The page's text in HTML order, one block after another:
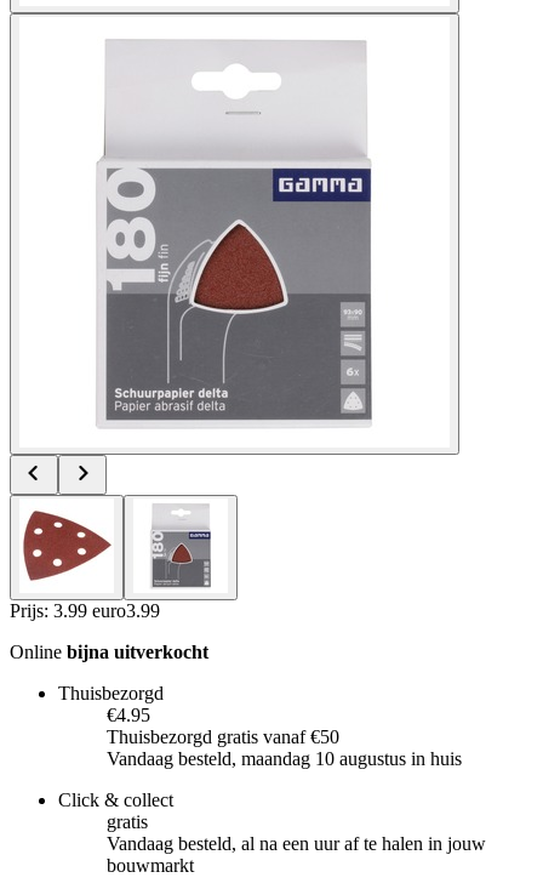
Prijs: 3.99 euro3.99
Online bijna uitverkocht
Thuisbezorgd
€4.95
Thuisbezorgd gratis vanaf €50
Vandaag besteld, maandag 10 augustus in huis
Click & collect
gratis
Vandaag besteld, al na een uur af te halen in jouw
bouwmarkt